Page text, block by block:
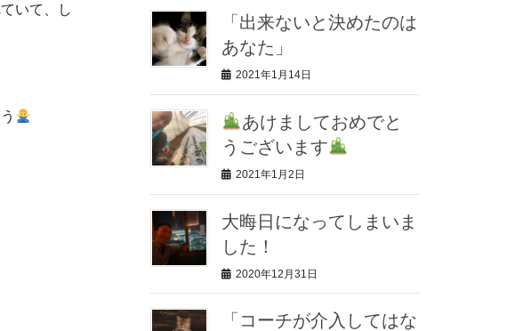
いて、し
「出来ないと決めたのは
あなた」
2021年1月14日
あけましておめでと
うございます
2021年1月2日
大晦日になってしまいま
した！
2020年12月31日
「コーチが介入してはな